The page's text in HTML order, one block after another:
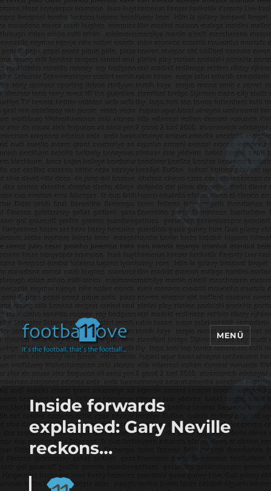
footbaLLove
MENÜ
Inside forwards
explained: Gary Neville
reckons…